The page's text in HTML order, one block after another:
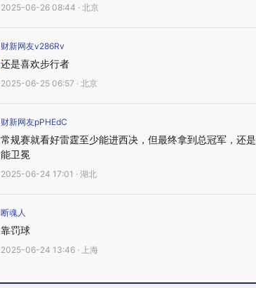
2025-06-26 08:44 · 北京
财新网友v286Rv
还是喜欢步行者
2025-06-25 06:57 · 北京
财新网友pPHEdC
常规赛就看好雷霆至少能进西决，但最终拿到总冠军，还
能卫冕
2025-06-24 17:01 · 湖北
断魂人
靠罚球
2025-06-24 13:46 · 上海